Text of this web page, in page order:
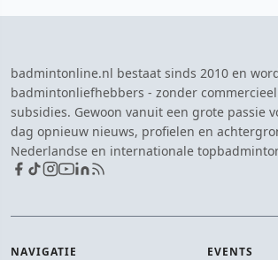
badmintonline.nl bestaat sinds 2010 en
badmintonliefhebbers - zonder
subsidies. Gewoon vanuit een grote passie
dag opnieuw nieuws, profielen en
Nederlandse en internationale
NAVIGATIE EVENTS